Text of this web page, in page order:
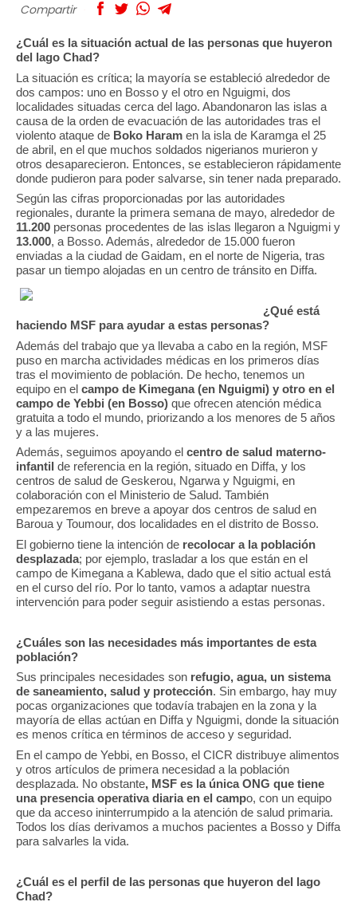
Compartir
¿Cuál es la situación actual de las personas que huyeron
del lago Chad?
La situación es crítica; la mayoría se estableció alrededor de
dos campos: uno en Bosso y el otro en Nguigmi, dos
localidades situadas cerca del lago. Abandonaron las islas a
causa de la orden de evacuación de las autoridades tras el
violento ataque de Boko Haram en la isla de Karamga el 25
de abril, en el que muchos soldados nigerianos murieron y
otros desaparecieron. Entonces, se establecieron rápidamente
donde pudieron para poder salvarse, sin tener nada preparado.
Según las cifras proporcionadas por las autoridades
regionales, durante la primera semana de mayo, alrededor de
11.200 personas procedentes de las islas llegaron a Nguigmi y
13.000, a Bosso. Además, alrededor de 15.000 fueron
enviadas a la ciudad de Gaidam, en el norte de Nigeria, tras
pasar un tiempo alojadas en un centro de tránsito en Diffa.
¿Qué está
haciendo MSF para ayudar a estas personas?
Además del trabajo que ya llevaba a cabo en la región, MSF
puso en marcha actividades médicas en los primeros días
tras el movimiento de población. De hecho, tenemos un
equipo en el campo de Kimegana (en Nguigmi) y otro en el
campo de Yebbi (en Bosso) que ofrecen atención médica
gratuita a todo el mundo, priorizando a los menores de 5 años
y a las mujeres.
Además, seguimos apoyando el centro de salud materno-
infantil de referencia en la región, situado en Diffa, y los
centros de salud de Geskerou, Ngarwa y Nguigmi, en
colaboración con el Ministerio de Salud. También
empezaremos en breve a apoyar dos centros de salud en
Baroua y Toumour, dos localidades en el distrito de Bosso.
El gobierno tiene la intención de recolocar a la población
desplazada; por ejemplo, trasladar a los que están en el
campo de Kimegana a Kablewa, dado que el sitio actual está
en el curso del río. Por lo tanto, vamos a adaptar nuestra
intervención para poder seguir asistiendo a estas personas.
¿Cuáles son las necesidades más importantes de esta
población?
Sus principales necesidades son refugio, agua, un sistema
de saneamiento, salud y protección. Sin embargo, hay muy
pocas organizaciones que todavía trabajen en la zona y la
mayoría de ellas actúan en Diffa y Nguigmi, donde la situación
es menos crítica en términos de acceso y seguridad.
En el campo de Yebbi, en Bosso, el CICR distribuye alimentos
y otros artículos de primera necesidad a la población
desplazada. No obstante, MSF es la única ONG que tiene
una presencia operativa diaria en el campo, con un equipo
que da acceso ininterrumpido a la atención de salud primaria.
Todos los días derivamos a muchos pacientes a Bosso y Diffa
para salvarles la vida.
¿Cuál es el perfil de las personas que huyeron del lago
Chad?